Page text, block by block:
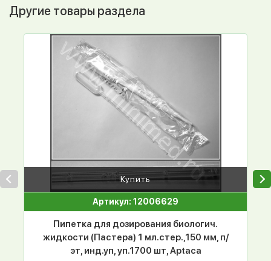
Другие товары раздела
Купить
Артикул: 12006629
Пипетка для дозирования биологич.
жидкости (Пастера) 1 мл.стер.,150 мм, п/
эт, инд.уп, уп.1700 шт, Aptaca